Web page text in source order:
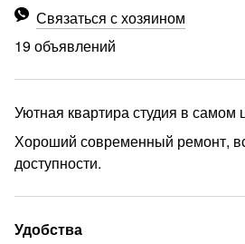
Связаться с хозяином
19 объявлений
Уютная квартира студия в самом
Хороший современный ремонт,
доступности.
Удобства